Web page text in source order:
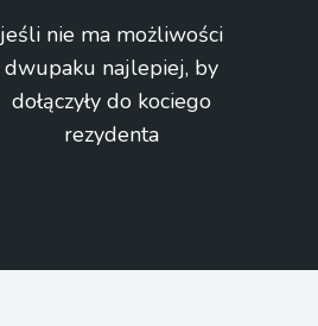
jeśli nie ma możliwości
dwupaku najlepiej, by
dołączyły do kociego
rezydenta